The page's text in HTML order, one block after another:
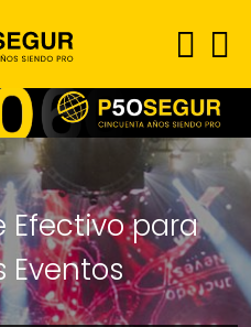
Efectivo para
Eventos